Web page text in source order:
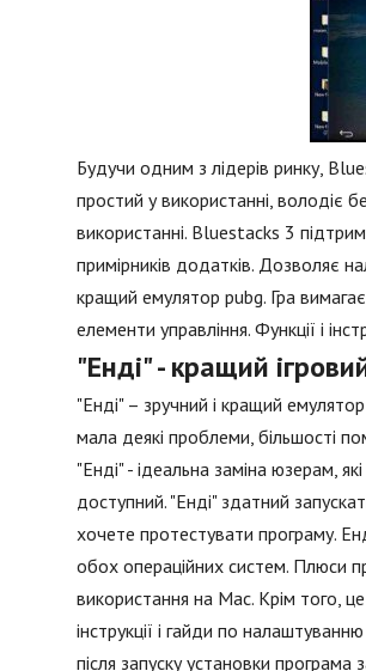
Будучи одним з лідерів ринку,
простий у використанні, володіє
використанні. Bluestacks 3
примірників додатків. Дозволяє
кращий емулятор pubg. Гра
елементи управління. Функції і
"Енді" - кращий
"Енді" – зручний і кращий
мала деякі проблеми, більшості
"Енді" - ідеальна заміна юзерам,
доступний. "Енді" здатний
хочете протестувати програму.
обох операційних систем. Плюси
використання на Mac. Крім того,
інструкції і гайди по
після запуску установки